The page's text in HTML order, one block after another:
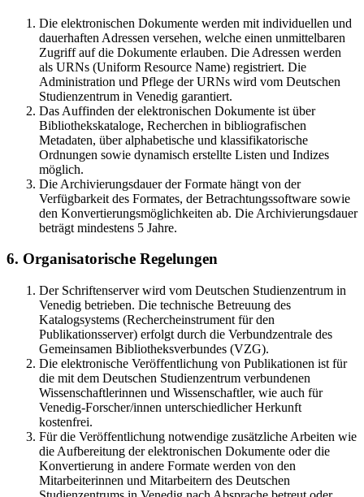
Die elektronischen Dokumente werden mit individuellen und
dauerhaften Adressen versehen, welche einen unmittelbaren
Zugriff auf die Dokumente erlauben. Die Adressen werden
als URNs (Uniform Resource Name) registriert. Die
Administration und Pflege der URNs wird vom Deutschen
Studienzentrum in Venedig garantiert.
Das Auffinden der elektronischen Dokumente ist über
Bibliothekskataloge, Recherchen in bibliografischen
Metadaten, über alphabetische und klassifikatorische
Ordnungen sowie dynamisch erstellte Listen und Indizes
möglich.
Die Archivierungsdauer der Formate hängt von der
Verfügbarkeit des Formates, der Betrachtungssoftware sowie
den Konvertierungsmöglichkeiten ab. Die Archivierungsdauer
beträgt mindestens 5 Jahre.
6. Organisatorische Regelungen
Der Schriftenserver wird vom Deutschen Studienzentrum in
Venedig betrieben. Die technische Betreuung des
Katalogsystems (Rechercheinstrument für den
Publikationsserver) erfolgt durch die Verbundzentrale des
Gemeinsamen Bibliotheksverbundes (VZG).
Die elektronische Veröffentlichung von Publikationen ist für
die mit dem Deutschen Studienzentrum verbundenen
Wissenschaftlerinnen und Wissenschaftler, wie auch für
Venedig-Forscher/innen unterschiedlicher Herkunft
kostenfrei.
Für die Veröffentlichung notwendige zusätzliche Arbeiten wie
die Aufbereitung der elektronischen Dokumente oder die
Konvertierung in andere Formate werden von den
Mitarbeiterinnen und Mitarbeitern des Deutschen